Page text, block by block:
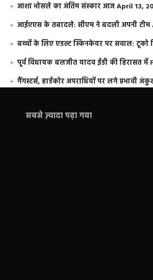
आशा भोसले का अंतिम संस्कार आजApril 13,
आईएएस के तबादले: सीएम ने बदली अपनी टीम
बच्चों के लिए एडल्ट स्किनकेयर पर सवाल:
पूर्व विधायक बलजीत यादव ईडी की हिरासत में
गैंगस्टर्स, हार्डकोर अपराधियों पर लगे प्रभावी
सबसे ज़्यादा पढ़ा गया